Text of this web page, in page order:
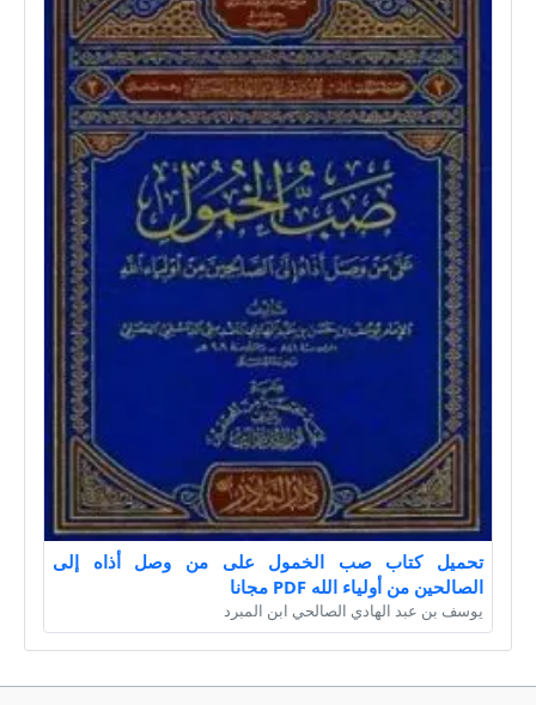
تحميل كتاب صب الخمول على من وصل أذاه إلى
الصالحين من أولياء الله PDF مجانا
يوسف بن عبد الهادي الصالحي ابن المبرد